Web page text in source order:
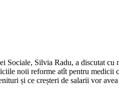
Sociale, Silvia Radu, a discutat
noii reforme atît pentru medicii
și ce creșteri de salarii vor